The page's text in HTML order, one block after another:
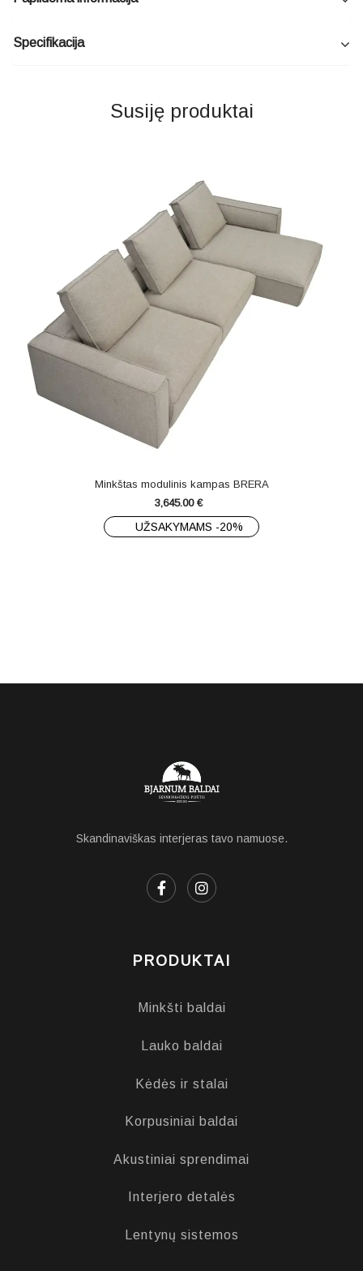
Specifikacija
Susiję produktai
Minkštas modulinis kampas BRERA
3,645.00 €
UŽSAKYMAMS -20%
Skandinaviškas interjeras tavo namuose.
PRODUKTAI
Minkšti baldai
Lauko baldai
Kėdės ir stalai
Korpusiniai baldai
Akustiniai sprendimai
Interjero detalės
Lentynų sistemos